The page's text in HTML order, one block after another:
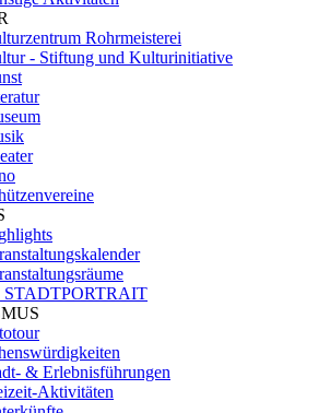
Rohrmeisterei
- Stiftung und Kulturinitiative
& Erlebnisführungen
Aktivitäten